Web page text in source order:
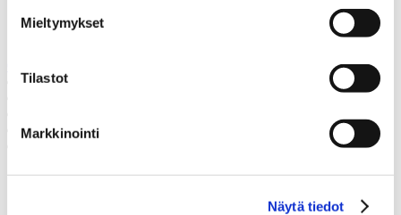
Mieltymykset
Tilastot
Markkinointi
Näytä tiedot
Soita meille, mikäli sinulla on jotain kysyttävää.
Juttele asiantuntijan kanssa
Varaa kartoituskäynti